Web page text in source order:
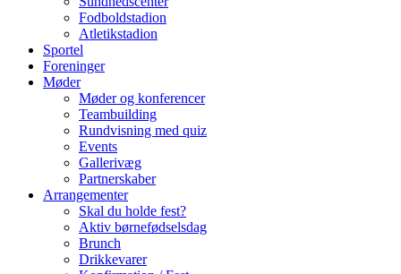
Fodboldstadion
Atletikstadion
Sportel
Foreninger
Møder
Møder og konferencer
Teambuilding
Rundvisning med quiz
Events
Gallerivæg
Partnerskaber
Arrangementer
Skal du holde fest?
Aktiv børnefødselsdag
Brunch
Drikkevarer